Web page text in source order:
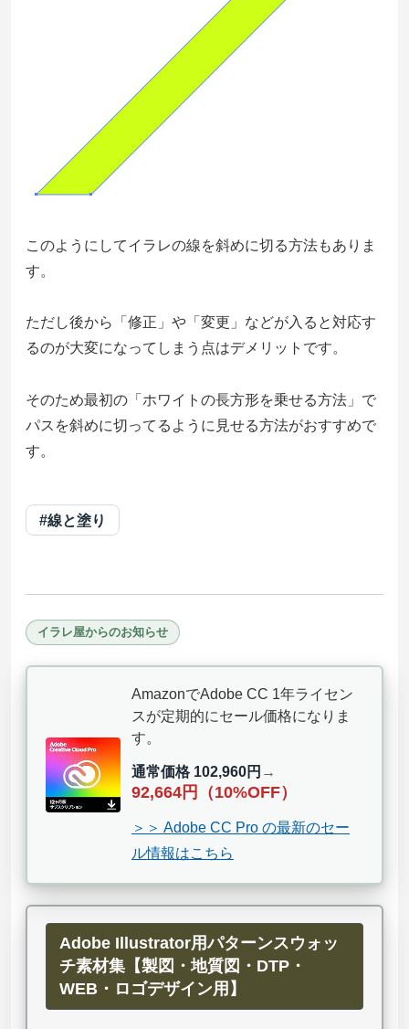
このようにしてイラレの線を斜めに切る方法もありま
す。
ただし後から「修正」や「変更」などが入ると対応す
るのが大変になってしまう点はデメリットです。
そのため最初の「ホワイトの長方形を乗せる方法」で
パスを斜めに切ってるように見せる方法がおすすめで
す。
#線と塗り
イラレ屋からのお知らせ
AmazonでAdobe CC 1年ライセン
スが定期的にセール価格になりま
す。
通常価格 102,960円 →
92,664円（10%OFF）
＞＞ Adobe CC Pro の最新のセー
ル情報はこちら
Adobe Illustrator用パターンスウォッ
チ素材集【製図・地質図・DTP・
WEB・ロゴデザイン用】